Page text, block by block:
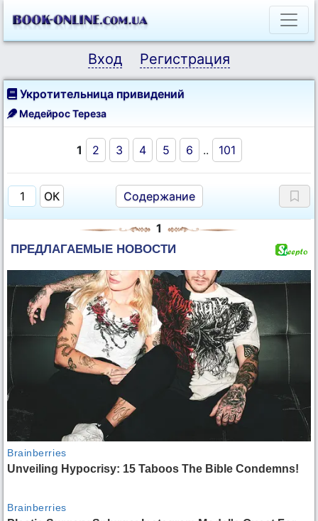
Вход Регистрация
Укротительница привидений
Медейрос Тереза
1 2 3 4 5 6 .. 101
Содержание
1